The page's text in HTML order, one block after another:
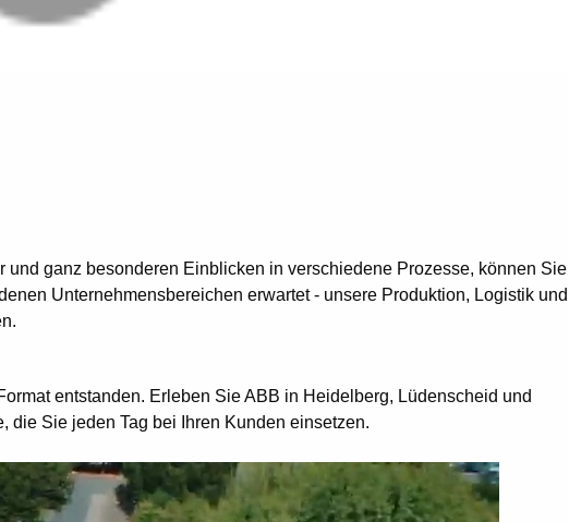
ganz besonderen Einblicken in verschiedene Prozesse, können Sie
Unternehmensbereichen erwartet - unsere Produktion, Logistik und
entstanden. Erleben Sie ABB in Heidelberg, Lüdenscheid und
Sie jeden Tag bei Ihren Kunden einsetzen.